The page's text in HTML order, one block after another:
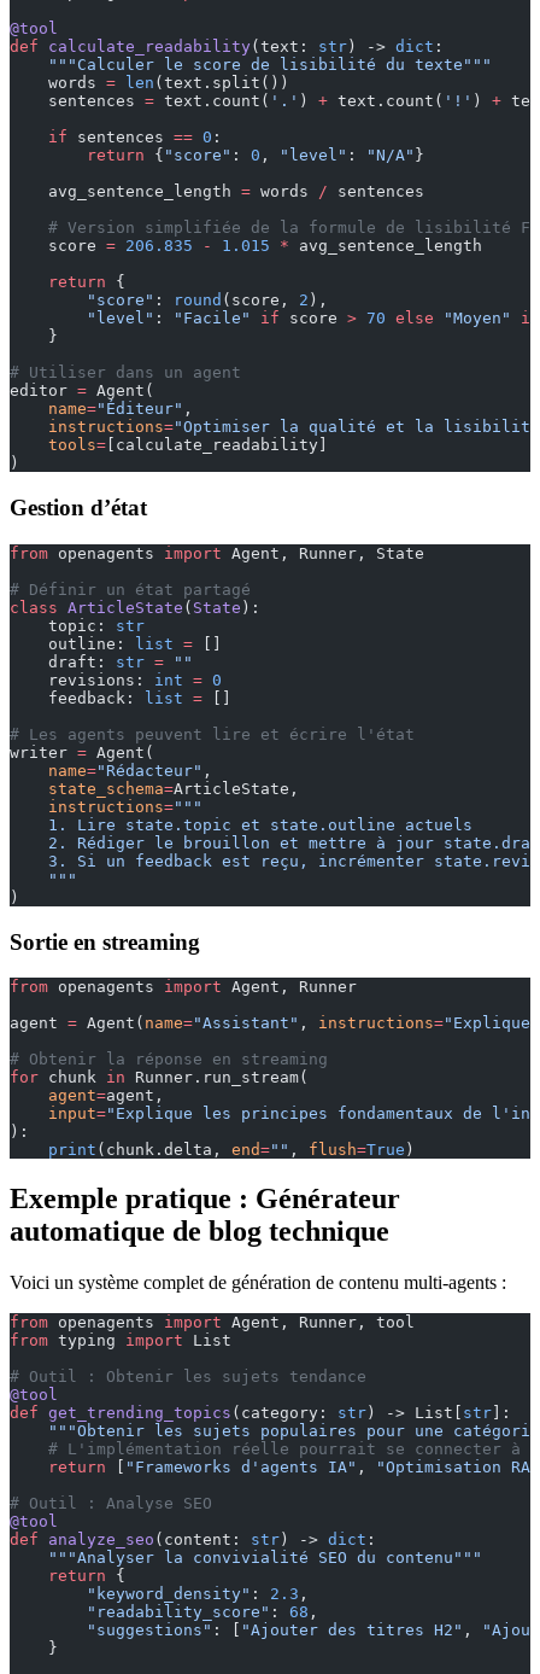
@tool
def calculate_readability(text: str ) -> dict :
    """Calculer le score de lisibilité du texte"""
    words
= len (text.split())
    sentences
= text.count( '.' ) + text.count( '!' ) +
    if
sentences == 0 :
        return
{ "score" : 0 , "level" : "N/A" }
    avg_sentence_length
= words / sentences
# Version simplifiée de la formule de lisibilité
    score
= 206.835 - 1.015 * avg_sentence_length
    return
{
        "score"
: round (score, 2 ),
        "level"
: "Facile" if score > 70 else "Moyen"
if
    }
# Utiliser dans un agent
editor = Agent(
    name
="Éditeur" ,
    instructions
="Optimiser la qualité et la lisibilité
    tools
= [calculate_readability]
)
Gestion d’état
from openagents import Agent, Runner, State
# Définir un état partagé
class ArticleState ( State ):
    topic:
str
    outline:
list =
    draft:
str = ""
    revisions:
int = 0
    feedback:
list =
# Les agents peuvent lire et écrire l'état
writer = Agent(
    name
="Rédacteur" ,
    state_schema
=ArticleState,
    instructions
="""
    1. Lire state.topic et state.outline actuels
2. Rédiger le brouillon et mettre à jour
3. Si un feedback est reçu, incrémenter
    """
)
Sortie en streaming
from openagents import Agent, Runner
agent = Agent( name="Assistant" , instructions=
# Obtenir la réponse en streaming
for chunk in Runner.run_stream(
    agent
=agent,
    input
="Explique les principes fondamentaux de
):
    print
(chunk.delta, end="" , flush=True )
Exemple pratique : Générateur
automatique de blog technique
Voici un système complet de génération de contenu multi-agents :
from openagents import Agent, Runner, tool
from typing import List
# Outil : Obtenir les sujets tendance
@tool
def get_trending_topics (category: str ) -> List[ str ]:
"""Obtenir les sujets populaires pour une
# L'implémentation réelle pourrait se connecter à
    return
"Frameworks d'agents IA" ,
"Optimisation
# Outil : Analyse SEO
@tool
def analyze_seo (content: str ) -> dict :
    """Analyser la convivialité SEO du contenu"""
    return
{
        "keyword_density"
: 2.3 ,
        "readability_score"
: 68 ,
        "suggestions"
: [ "Ajouter des titres H2" ,
    }